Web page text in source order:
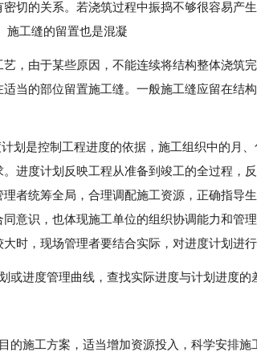
密切的关系。若浇筑过程中振捣不够很容易产
施工缝的留置也是混凝
艺，由于某些原因，不能连续将结构整体浇筑
当的部位留置施工缝。一般施工缝应留在结
划是控制工程进度的依据，施工组织中的月
进度计划反映工程从准备到竣工的全过程，
者统筹全局，合理调配施工资源，正确指导
意识，也体现施工单位的组织协调能力和管
时，现场管理者要结合实际，对进度计划进行
或进度管理曲线，查找实际进度与计划进度的
的施工方案，适当增加资源投入，科学安排施